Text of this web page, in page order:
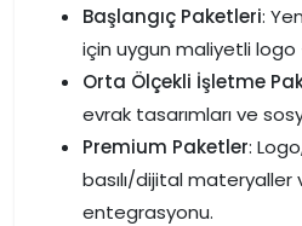
Başlangıç Paketleri:
için uygun maliyetli
Orta Ölçekli İşletme
evrak tasarımları ve
Premium Paketler:
basılı/dijital materyaller
entegrasyonu.